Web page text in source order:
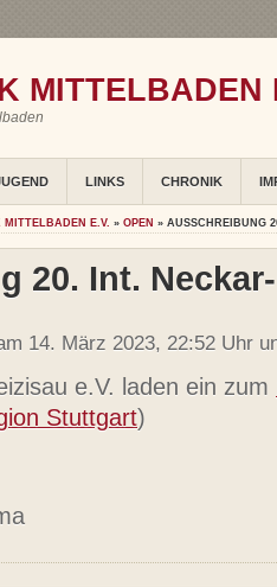
MITTELBADEN
LINKS CHRONIK
E.V. » OPEN » AUSSCHREIBUNG
20. Int.
14. März 2023, 22:52 Uhr
e.V. laden ein zum
Stuttgart)